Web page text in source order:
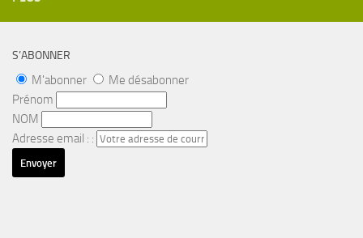
S’ABONNER
M'abonner
Me désabonner
Prénom
NOM
Adresse email : :